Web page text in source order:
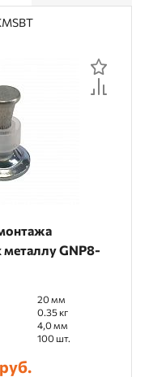
металлу GNP8-
20 мм
0.35 кг
4,0 мм
100 шт.